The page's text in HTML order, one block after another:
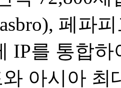
페파
IP를 통합
아시아 최